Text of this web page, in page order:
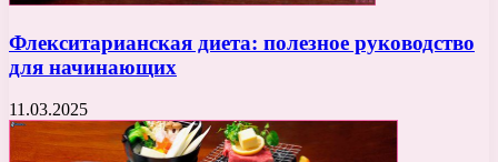
Флекситарианская диета: полезное руководство
для начинающих
11.03.2025